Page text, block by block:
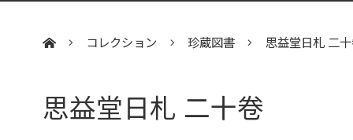
コレクション 珍蔵図書 思益堂日札 二
思益堂日札 二十卷